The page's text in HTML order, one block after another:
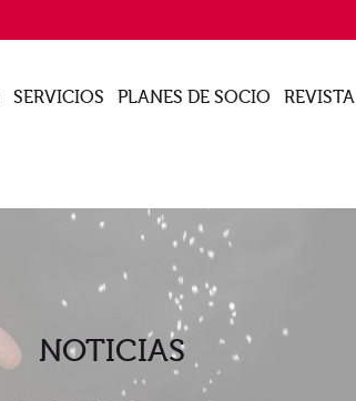
SERVICIOS PLANES DE SOCIO REVISTA
NOTICIAS